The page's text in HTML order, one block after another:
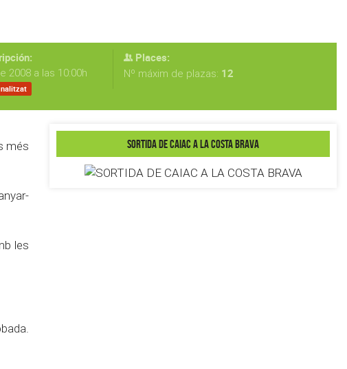
2008 a las 10:00h
Places:
Nº máxim de plazas: 12
més
les
SORTIDA DE CAIAC A LA COSTA BRAVA